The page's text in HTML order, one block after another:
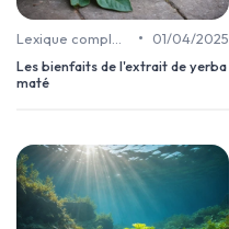
•
01/04/2025
Les bienfaits de l'extrait de yerba
maté